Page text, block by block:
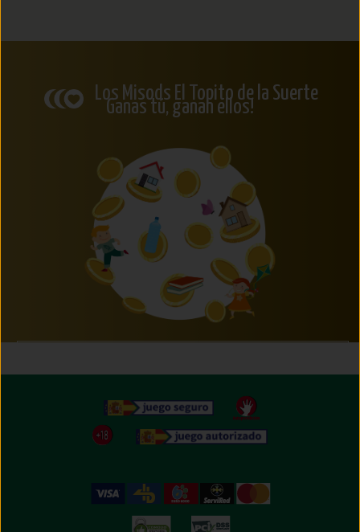
Los Misods El Topito de la Suerte
Ganas tú, ganan ellos!
Próximamente te anunciaremos que puedes hacer
Pero recuerda, con cada compra ya estás donando!